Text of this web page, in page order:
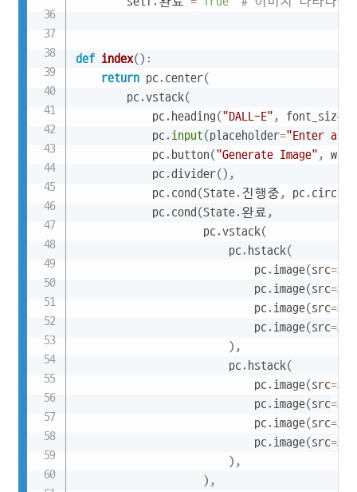
def index() :
return pc. center(
        pc
.vstack(
            pc
. heading("DALL-E" , font_size
            pc
. input(placeholder="Enter a
            pc
. button("Generate Image" ,
            pc
.divider() ,
            pc
. cond(State. 진행중 , pc.
            pc
. cond(State. 완료 ,
                    pc
.vstack(
                        pc
. hstack(
                            pc
. image(src=
                            pc
. image(src=
                            pc
. image(src=
                            pc
. image(src=
) ,
                        pc
. hstack(
                            pc
. image(src=
                            pc
. image(src=
                            pc
. image(src=
                            pc
. image(src=
) ,
) ,